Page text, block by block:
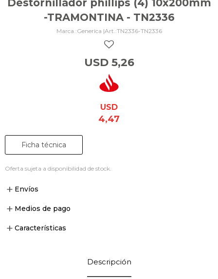
Destornillador phillips (4) 10x200mm
-TRAMONTINA - TN2336
Generica | TN2336-TN2336
USD 5,26
USD
4,47
Ficha técnica
Oferta sujeta a disponibilidad de stock.
Envíos
Medios de pago
Características
Descripción